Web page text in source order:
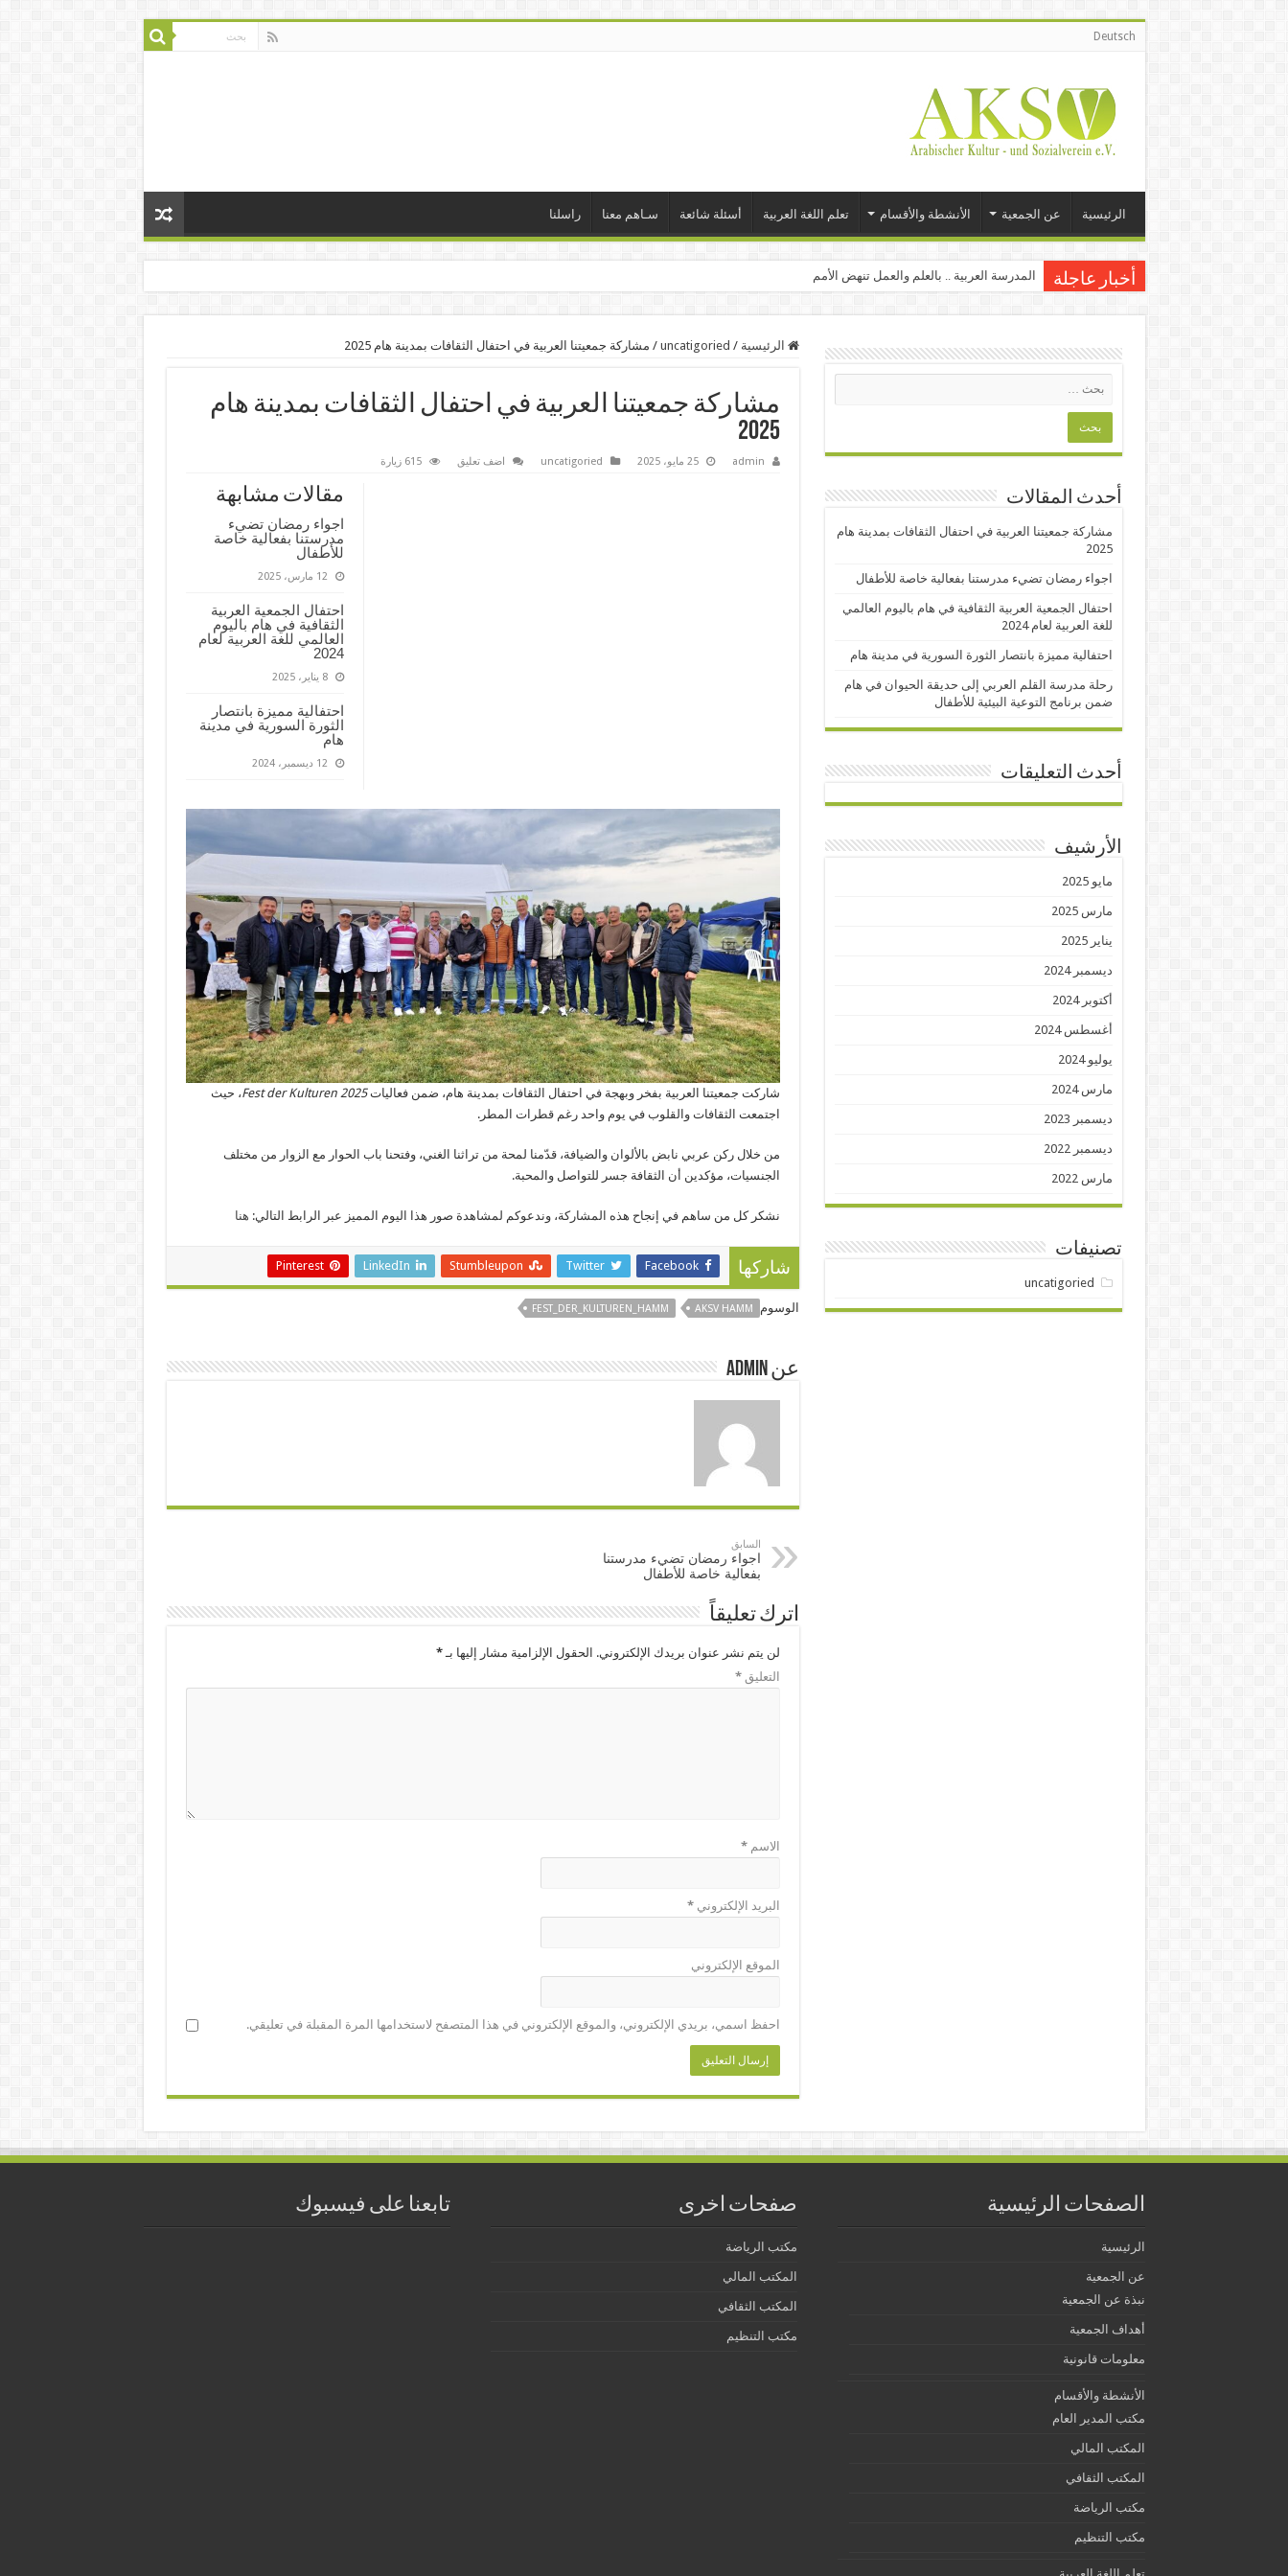
Deutsch
الرئيسية عن الجمعية الأنشطة والأقسام تعلم اللغة العربية أسئلة شائعة سـاهم معنا راسلنا
أخبار عاجلة المدرسة العربية .. بالعلم والعمل تنهض الأمم
الرئيسية /
uncatigoried
/ مشاركة جمعيتنا العربية في احتفال الثقافات بمدينة هام 2025
مشاركة جمعيتنا العربية في احتفال الثقافات بمدينة هام
2025
admin 25 مايو، 2025 uncatigoried اضف تعليق 615 زيارة
مقالات مشابهة
اجواء رمضان تضيء
مدرستنا بفعالية خاصة
للأطفال
12 مارس، 2025
احتفال الجمعية العربية
الثقافية في هام باليوم
العالمي للغة العربية لعام
2024
8 يناير، 2025
احتفالية مميزة بانتصار
الثورة السورية في مدينة
هام
12 ديسمبر، 2024
شاركت جمعيتنا العربية بفخر وبهجة في احتفال الثقافات بمدينة هام، ضمن فعالياتFest der Kulturen 2025، حيث
اجتمعت الثقافات والقلوب في يوم واحد رغم قطرات المطر.
من خلال ركن عربي نابض بالألوان والضيافة، قدّمنا لمحة من تراثنا الغني، وفتحنا باب الحوار مع الزوار من مختلف
الجنسيات، مؤكدين أن الثقافة جسر للتواصل والمحبة.
نشكر كل من ساهم في إنجاح هذه المشاركة، وندعوكم لمشاهدة صور هذا اليوم المميز عبر الرابط التالي: هنا
شاركها Facebook
Twitter
Stumbleupon
LinkedIn
Pinterest
الوسوم AKSV HAMM
FEST_DER_KULTUREN_HAMM
عن admin
السابق
اجواء رمضان تضيء مدرستنا
بفعالية خاصة للأطفال
اترك تعليقاً
لن يتم نشر عنوان بريدك الإلكتروني. الحقول الإلزامية مشار إليها بـ*
التعليق*
الاسم*
البريد الإلكتروني*
الموقع الإلكتروني
احفظ اسمي، بريدي الإلكتروني، والموقع الإلكتروني في هذا المتصفح لاستخدامها المرة المقبلة في تعليقي.
أحدث المقالات
مشاركة جمعيتنا العربية في احتفال الثقافات بمدينة هام
2025
اجواء رمضان تضيء مدرستنا بفعالية خاصة للأطفال
احتفال الجمعية العربية الثقافية في هام باليوم العالمي
للغة العربية لعام 2024
احتفالية مميزة بانتصار الثورة السورية في مدينة هام
رحلة مدرسة القلم العربي إلى حديقة الحيوان في هام
ضمن برنامج التوعية البيئية للأطفال
أحدث التعليقات
الأرشيف
مايو 2025
مارس 2025
يناير 2025
ديسمبر 2024
أكتوبر 2024
أغسطس 2024
يوليو 2024
مارس 2024
ديسمبر 2023
ديسمبر 2022
مارس 2022
تصنيفات
uncatigoried
الصفحات الرئيسية
الرئيسية
عن الجمعية
نبذة عن الجمعية
أهداف الجمعية
معلومات قانونية
الأنشطة والأقسام
مكتب المدير العام
المكتب المالي
المكتب الثقافي
مكتب الرياضة
مكتب التنظيم
صفحات اخرى
مكتب الرياضة
المكتب المالي
المكتب الثقافي
مكتب التنظيم
تابعنا على فيسبوك